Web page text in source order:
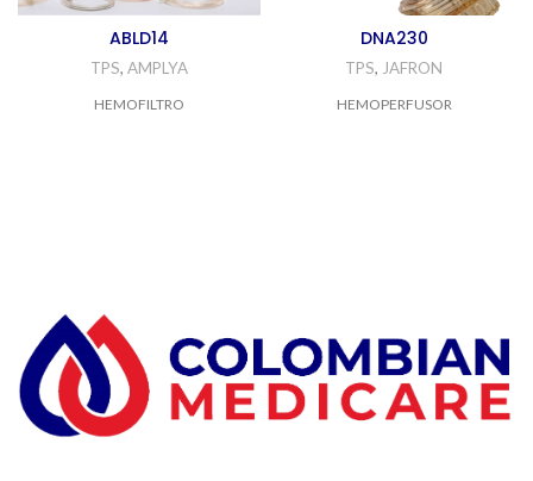
ABLD14
TPS, AMPLYA
HEMOFILTRO
DNA230
TPS, JAFRON
HEMOPERFUSOR